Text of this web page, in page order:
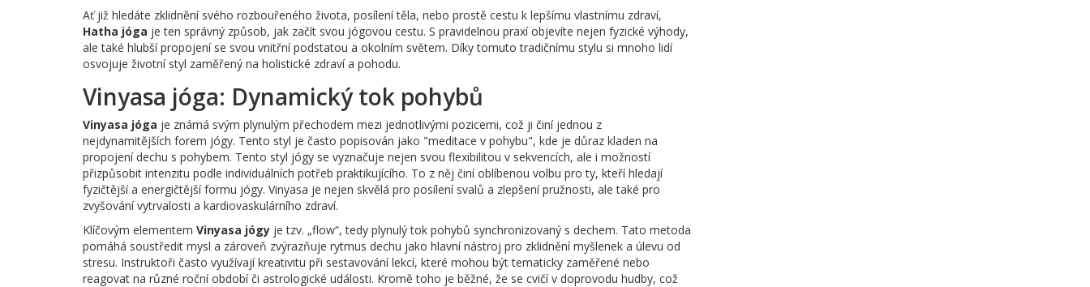
Ať již hledáte zklidnění svého rozbouřeného života, posílení těla, nebo prostě cestu k lepšímu vlastnímu zdraví,
Hatha jóga je ten správný způsob, jak začít svou jógovou cestu. S pravidelnou praxí objevíte nejen fyzické výhody,
ale také hlubší propojení se svou vnitřní podstatou a okolním světem. Díky tomuto tradičnímu stylu si mnoho lidí
osvojuje životní styl zaměřený na holistické zdraví a pohodu.
Vinyasa jóga: Dynamický tok pohybů
Vinyasa jóga je známá svým plynulým přechodem mezi jednotlivými pozicemi, což ji činí jednou z
nejdynamitějších forem jógy. Tento styl je často popisován jako "meditace v pohybu", kde je důraz kladen na
propojení dechu s pohybem. Tento styl jógy se vyznačuje nejen svou flexibilitou v sekvencích, ale i možností
přizpůsobit intenzitu podle individuálních potřeb praktikujícího. To z něj činí oblíbenou volbu pro ty, kteří hledají
fyzičtější a energičtější formu jógy. Vinyasa je nejen skvělá pro posílení svalů a zlepšení pružnosti, ale také pro
zvyšování vytrvalosti a kardiovaskulárního zdraví.
Klíčovým elementem Vinyasa jógy je tzv. „flow“, tedy plynulý tok pohybů synchronizovaný s dechem. Tato metoda
pomáhá soustředit mysl a zároveň zvýrazňuje rytmus dechu jako hlavní nástroj pro zklidnění myšlenek a úlevu od
stresu. Instruktoři často využívají kreativitu při sestavování lekcí, které mohou být tematicky zaměřené nebo
reagovat na různé roční období či astrologické události. Kromě toho je běžné, že se cvičí v doprovodu hudby, což